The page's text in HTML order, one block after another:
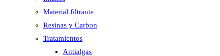
Material filtrante
Resinas y Carbon
Tratamientos
Antialgas